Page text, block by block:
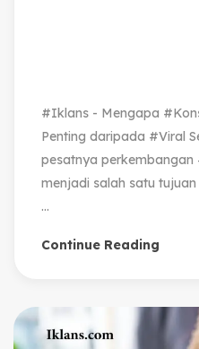
#Iklans - Mengapa
Penting daripada #Viral
pesatnya perkembangan
menjadi salah satu
...
Continue Reading